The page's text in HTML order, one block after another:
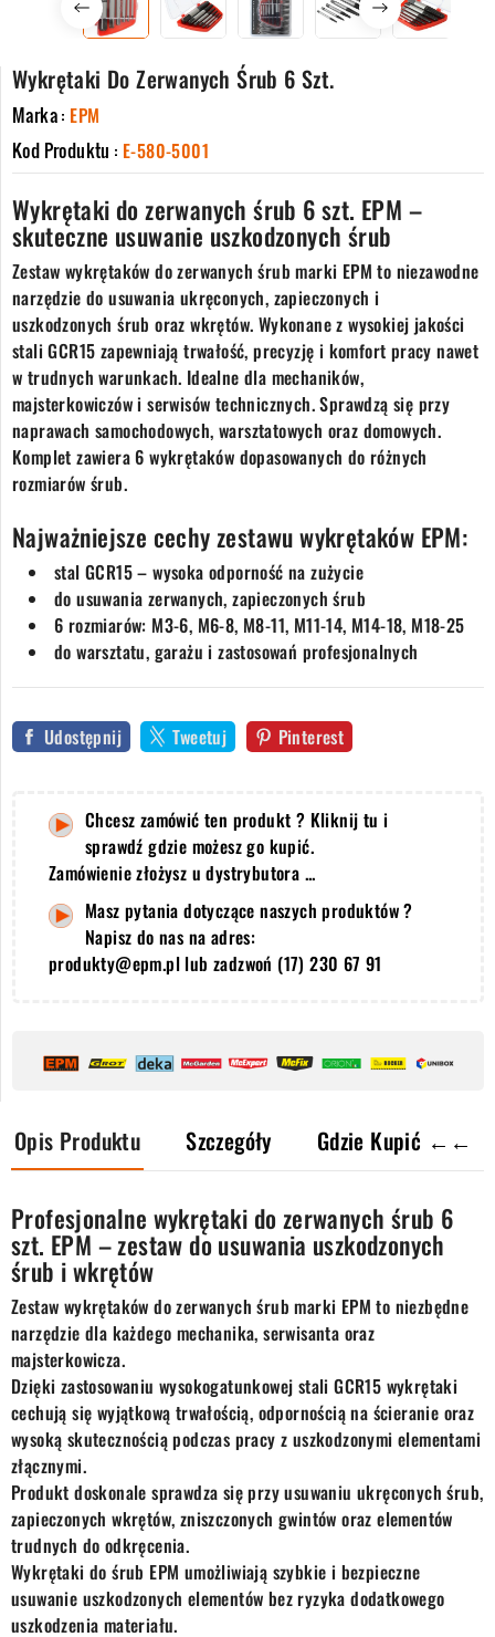
Wykrętaki Do Zerwanych Śrub 6 Szt.
Marka : EPM
Kod Produktu : E-580-5001
Wykrętaki do zerwanych śrub 6 szt. EPM –
skuteczne usuwanie uszkodzonych śrub
Zestaw wykrętaków do zerwanych śrub marki EPM to niezawodne
narzędzie do usuwania ukręconych, zapieczonych i
uszkodzonych śrub oraz wkrętów. Wykonane z wysokiej jakości
stali GCR15 zapewniają trwałość, precyzję i komfort pracy nawet
w trudnych warunkach. Idealne dla mechaników,
majsterkowiczów i serwisów technicznych. Sprawdzą się przy
naprawach samochodowych, warsztatowych oraz domowych.
Komplet zawiera 6 wykrętaków dopasowanych do różnych
rozmiarów śrub.
Najważniejsze cechy zestawu wykrętaków EPM:
stal GCR15 – wysoka odporność na zużycie
do usuwania zerwanych, zapieczonych śrub
6 rozmiarów: M3-6, M6-8, M8-11, M11-14, M14-18, M18-25
do warsztatu, garażu i zastosowań profesjonalnych
Udostępnij Tweetuj Pinterest
Chcesz zamówić ten produkt ? Kliknij tu i
sprawdź gdzie możesz go kupić.
Zamówienie złożysz u dystrybutora ...
Masz pytania dotyczące naszych produktów ?
Napisz do nas na adres:
produkty@epm.pl lub zadzwoń (17) 230 67 91
Opis Produktu Szczegóły Gdzie Kupić ←←
Profesjonalne wykrętaki do zerwanych śrub 6
szt. EPM – zestaw do usuwania uszkodzonych
śrub i wkrętów
Zestaw wykrętaków do zerwanych śrub marki EPM to niezbędne
narzędzie dla każdego mechanika, serwisanta oraz
majsterkowicza.
Dzięki zastosowaniu wysokogatunkowej stali GCR15 wykrętaki
cechują się wyjątkową trwałością, odpornością na ścieranie oraz
wysoką skutecznością podczas pracy z uszkodzonymi elementami
złącznymi.
Produkt doskonale sprawdza się przy usuwaniu ukręconych śrub,
zapieczonych wkrętów, zniszczonych gwintów oraz elementów
trudnych do odkręcenia.
Wykrętaki do śrub EPM umożliwiają szybkie i bezpieczne
usuwanie uszkodzonych elementów bez ryzyka dodatkowego
uszkodzenia materiału.